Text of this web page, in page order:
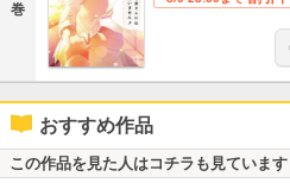
巻
おすすめ作品
この作品を見た人はコチラも見ています